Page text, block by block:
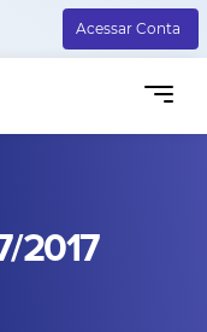
Acessar Conta
2017